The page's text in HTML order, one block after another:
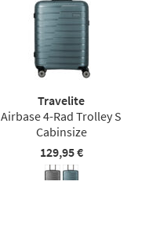
Travelite
Airbase 4-Rad Trolley S
Cabinsize
129,95 €